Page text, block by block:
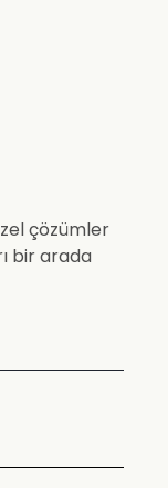
çözümler
bir arada